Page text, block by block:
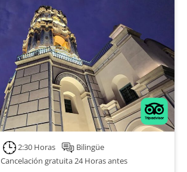
2:30 Horas
Bilingüe
Cancelación gratuita 24 Horas antes